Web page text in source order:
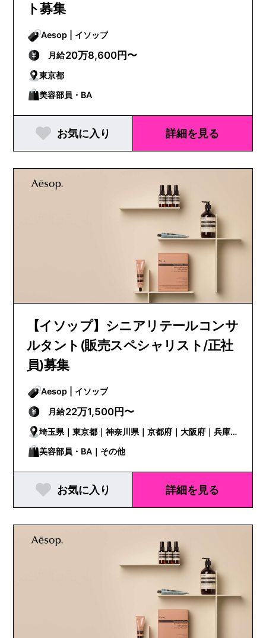
ト募集
Aesop | イソップ
月給20万8,600円〜
東京都
美容部員・BA
お気に入り 詳細を見る
【イソップ】シニアリテールコンサ
ルタント(販売スペシャリスト/正社
員)募集
Aesop | イソップ
月給22万1,500円〜
埼玉県｜東京都｜神奈川県｜京都府｜大阪府｜兵庫
県
美容部員・BA｜その他
お気に入り 詳細を見る